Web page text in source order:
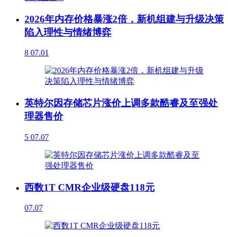
2026年内存价格暴涨2倍，新机组建与升级决策
陷入理性与情绪博弈
8 07.01
英特尔因存储芯片涨价上调多款酷睿及至强处
理器售价
5 07.07
西数1T CMR企业级硬盘118元
07.07